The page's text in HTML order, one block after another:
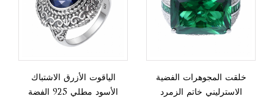
الياقوت الأزرق الاشتباك
الأسود مطلي 925 الفضة
خلقت المجوهرات الفضية
الاسترليني خاتم الزمرد